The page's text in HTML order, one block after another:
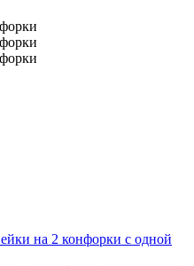
на 2 конфорки с одной